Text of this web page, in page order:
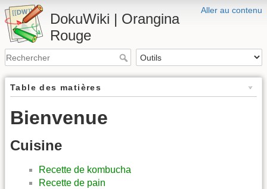
Aller au contenu
DokuWiki | Orangina
Rouge
Table des matières
Bienvenue
Cuisine
Recette de kombucha
Recette de pain